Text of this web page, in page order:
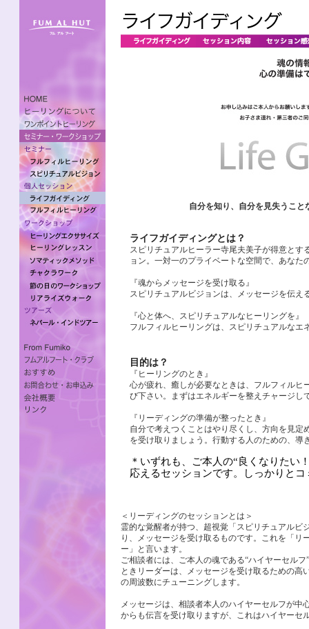
自分を知り、自分を見失うこ
ライフガイディングとは？
スピリチュアルヒーラー寺尾夫美子が得意と
ョン。一対一のプライベートな空間で、あなた
『魂からメッセージを受け取る』
スピリチュアルビジョンは、メッセージを伝え
『心と体へ、スピリチュアルなヒーリングを』
フルフィルヒーリングは、スピリチュアルなエ
目的は？
『ヒーリングのとき』
心が疲れ、癒しが必要なときは、フルフィルヒ
び下さい。まずはエネルギーを整えチャージし
『リーディングの準備が整ったとき』
自分で考えつくことはやり尽くし、方向を見
を受け取りましょう。行動する人のための、導
＊いずれも、ご本人の“良くなりたい
応えるセッションです。しっかりと
＜リーディングのセッションとは＞
霊的な覚醒者が持つ、超視覚「スピリチュアルビ
り、メッセージを受け取るものです。これを「
ー」と言います。
ご相談者には、ご本人の魂である“ハイヤーセル
ときリーダーは、メッセージを受け取るための
の周波数にチューニングします。
メッセージは、相談者本人のハイヤーセルフが
からも伝言を受け取りますが、これはハイヤーセ